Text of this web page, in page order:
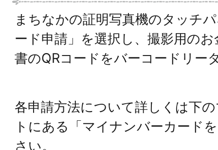
まちなかの証明写真機のタッチ
ード申請」を選択し、撮影用の
書のQRコードをバーコードリー
各申請方法について詳しくは下
トにある「マイナンバーカード
さい。